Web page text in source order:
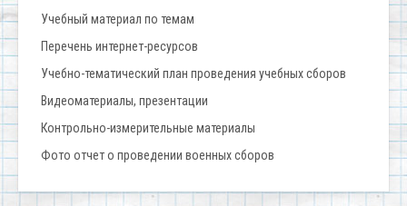
Учебный материал по темам
Перечень интернет-ресурсов
Учебно-тематический план проведения учебных сборов
Видеоматериалы, презентации
Контрольно-измерительные материалы
Фото отчет о проведении военных сборов